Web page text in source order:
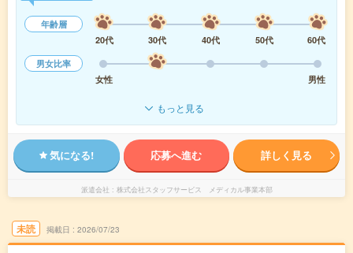
年齢層
20代
30代 40代 50代
60代
男女比率
女性
男性
もっと見る
気になる! 応募へ進む 詳しく見る
派遣会社 株式会社スタッフサービス メディカル事業本部
未読 掲載日 2026/07/23